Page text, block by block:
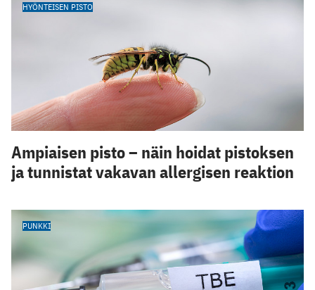
HYÖNTEISEN PISTO
Ampiaisen pisto – näin hoidat pistoksen
ja tunnistat vakavan allergisen reaktion
PUNKKI